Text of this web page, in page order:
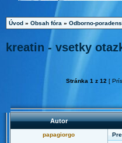
Úvod » Obsah fóra » Odborno-
kreatin - vsetky
Stránka 1 z 12 [
Autor
papagiorgo